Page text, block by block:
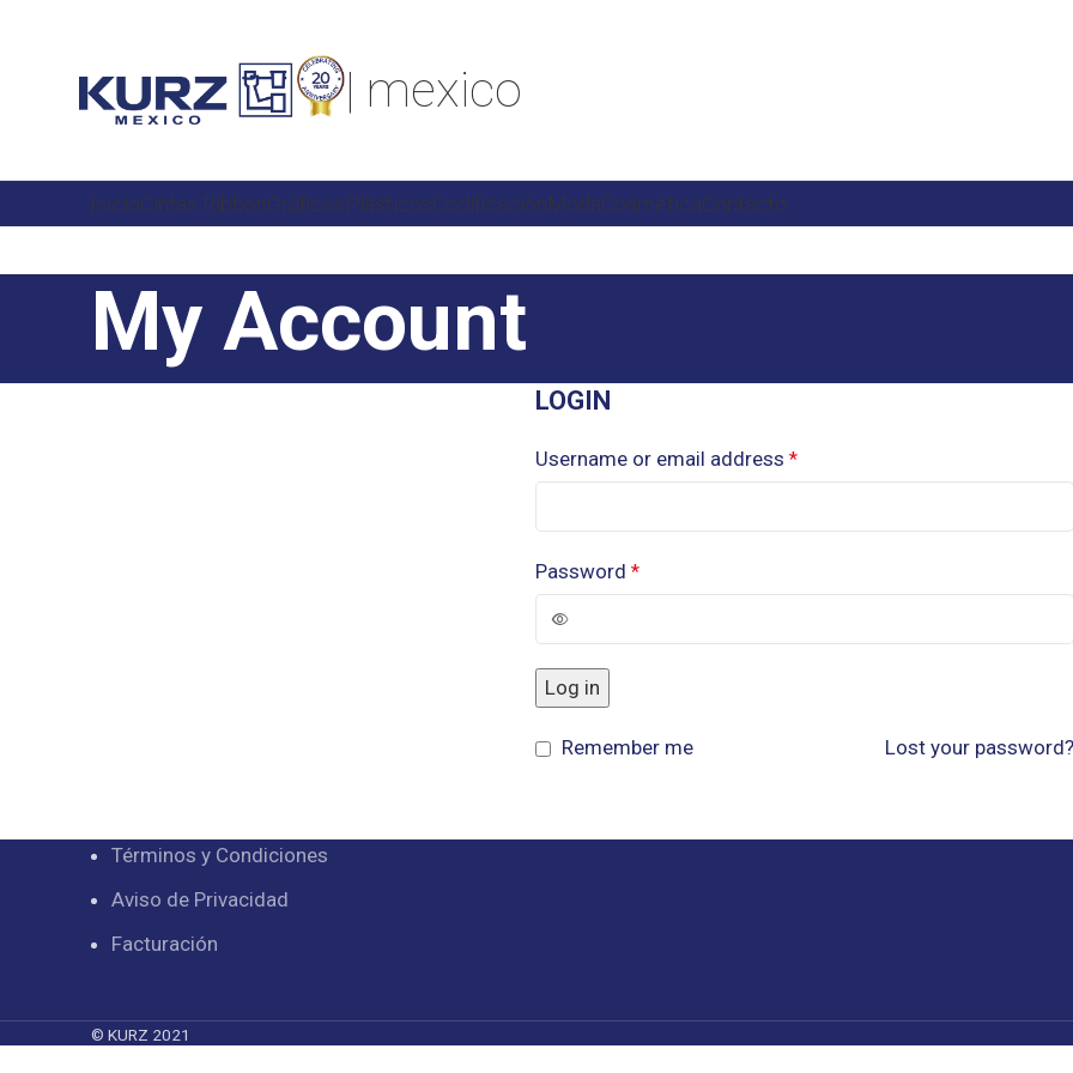
| mexico
InicioCintas RibbonGráficosPlásticosCodificaciónModaCosméticaContacto
My Account
LOGIN
Username or email address *
Password *
Log in
Lost your password?
Remember me
Términos y Condiciones
Aviso de Privacidad
Facturación
© KURZ 2021